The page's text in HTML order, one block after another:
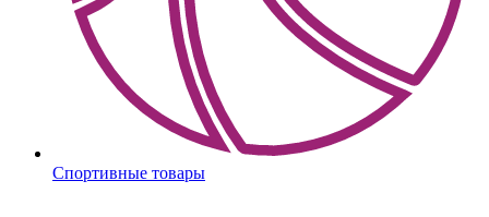
Спортивные товары